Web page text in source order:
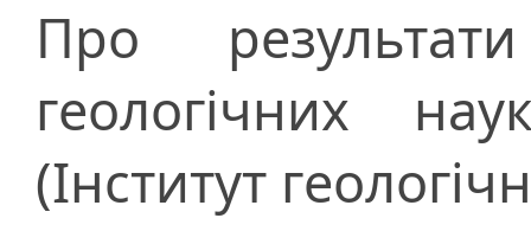
Про
геологічних
(Інститут